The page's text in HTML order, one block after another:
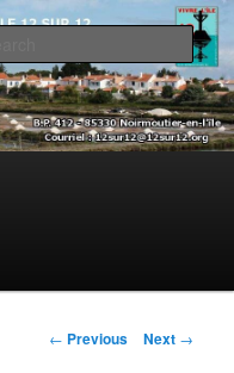
Post navigation
← Previous Next →